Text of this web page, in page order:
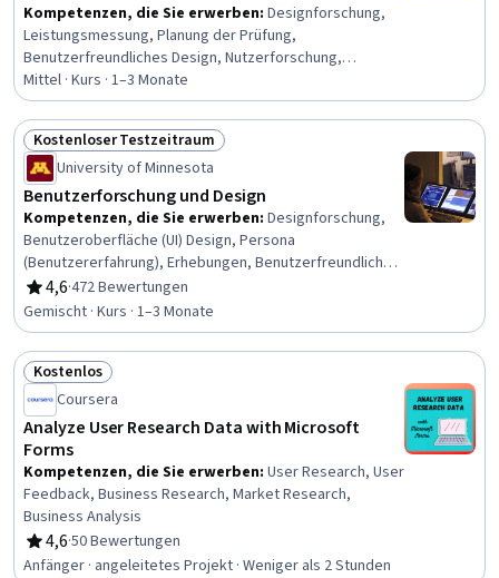
Kompetenzen, die Sie erwerben: Designforschung,
Leistungsmessung, Planung der Prüfung,
Benutzerfreundliches Design, Nutzerforschung,
Entwicklung und Verwaltung von Inhalten, Benutzer-
Feedback, Benchmarking, Design der
Benutzeroberfläche und Benutzererfahrung (UI/UX),
Kommunikation mit Interessenvertretern, Stakeholder-
Management, Inhaltliche Strategie, UI/UX-Forschung,
Optimierung der Inhalte, Benutzererfahrung, UI/UX-
Strategie, Datengestützte Entscheidungsfindung,
Forschungsberichte, Inhaltliche Leistungsanalyse,
Engagement der Interessengruppen
Mittel · Kurs · 1–3 Monate
Status: Kostenloser Testzeitraum
Kostenloser Testzeitraum
University of Minnesota
Benutzerforschung und Design
Kompetenzen, die Sie erwerben: Designforschung,
Benutzeroberfläche (UI) Design, Persona
(Benutzererfahrung), Erhebungen, Benutzerfreundliches
Design, Nutzerforschung, Datenerhebung, Ideenfindung,
Design der Benutzeroberfläche und Benutzererfahrung
(UI/UX), Qualitative Forschung, UI/UX-Forschung,
Datenanalyse, Benutzerzentriertes Design, Persona-
Entwicklung, Personenbezogene Analytik,
Benutzererfahrung, UI/UX-Strategie, Interviewing-
Fähigkeiten, Benutzeroberfläche (UI), Anwenderbericht
4,6
Bewertung, 4,6 von 5 Sternen
·472 Bewertungen
Gemischt · Kurs · 1–3 Monate
Status: Kostenlos
Kostenlos
Coursera
Analyze User Research Data with Microsoft
Forms
Kompetenzen, die Sie erwerben: User Research, User
Feedback, Business Research, Market Research,
Business Analysis
4,6
Bewertung, 4,6 von 5 Sternen
·50 Bewertungen
Anfänger · angeleitetes Projekt · Weniger als 2 Stunden